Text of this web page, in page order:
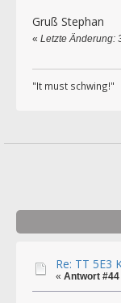
Gruß Stephan
« Letzte Änderung:
"It must schwing!"
Re: TT 5E3
« Antwort #44